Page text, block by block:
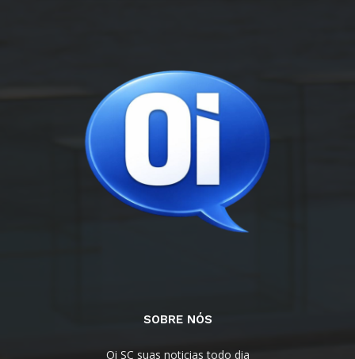
SOBRE NÓS
Oi SC suas noticias todo dia